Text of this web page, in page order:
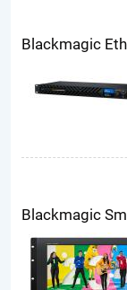
Blackmagic
Blackmagic